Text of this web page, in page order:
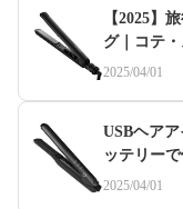
【2025】
グ｜コテ
2025/04/01
USBヘア
ッテリー
2025/04/01